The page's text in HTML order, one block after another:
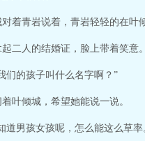
着青岩说着，青岩轻轻的在叶
二人的结婚证，脸上带着笑意。
们的孩子叫什么名字啊？”
叶倾城，希望她能说一说。
道男孩女孩呢，怎么能这么草率